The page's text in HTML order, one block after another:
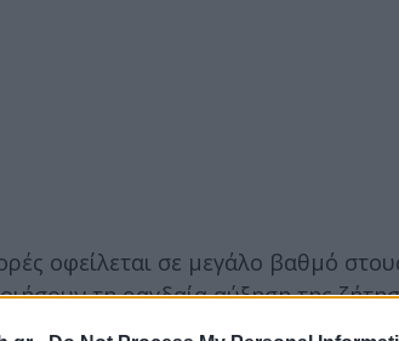
οφείλεται σε μεγάλο βαθμό
τη ραγδαία αύξηση της
ή κενούς